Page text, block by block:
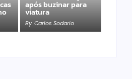
após buzinar para
viatura
By Carlos Sodario